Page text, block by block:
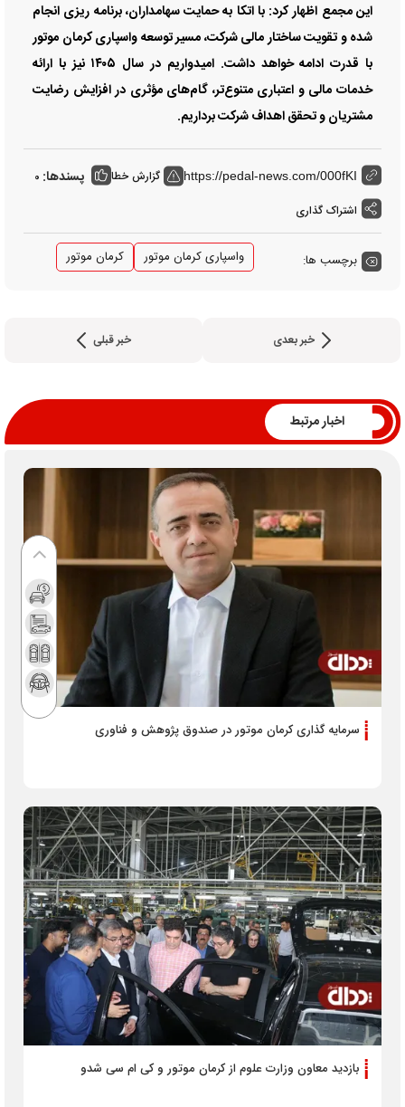
این مجمع اظهار کرد: با اتکا به حمایت سهامداران، برنامه ریزی انجام
شده و تقویت ساختار مالی شرکت، مسیر توسعه واسپاری کرمان موتور
با قدرت ادامه خواهد داشت. امیدواریم در سال ۱۴۰۵ نیز با ارائه
خدمات مالی و اعتباری متنوع‌تر، گام‌های مؤثری در افزایش رضایت
مشتریان و تحقق اهداف شرکت برداریم.
https://pedal-news.com/000fKI گزارش خطا پسندها: 0
اشتراک گذاری
برچسب ها: واسپاری کرمان موتور کرمان موتور
خبر بعدی خبر قبلی
اخبار مرتبط
سرمایه گذاری کرمان موتور در صندوق پژوهش و فناوری
بازدید معاون وزارت علوم از کرمان موتور و کی ام سی شدو